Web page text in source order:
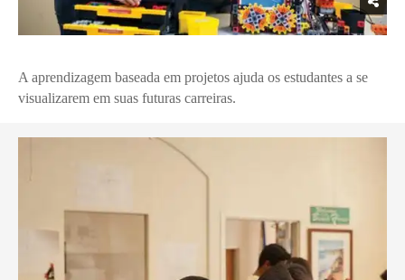
A aprendizagem baseada em projetos ajuda os estudantes a se
visualizarem em suas futuras carreiras.